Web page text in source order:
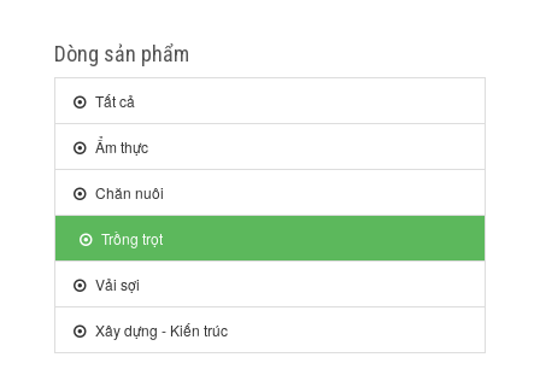
Dòng sản phẩm
Tất cả
Ẩm thực
Chăn nuôi
Trồng trọt
Vải sợi
Xây dựng - Kiến trúc